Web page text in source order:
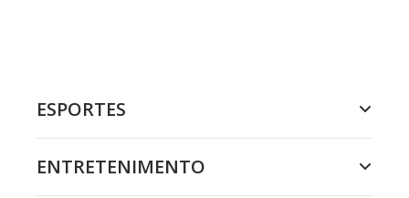
ESPORTES
ENTRETENIMENTO